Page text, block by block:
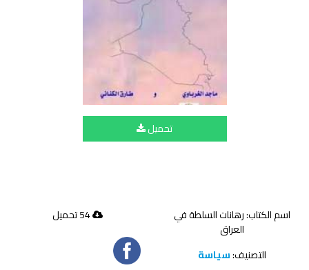
تحميل
اسم الكتاب: رهانات السلطة في
العراق
التصنيف:سياسة
54 تحميل